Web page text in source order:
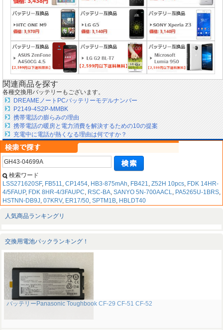
関連商品を探す
各種交換用バッテリーもございます。
DREAMEノートPCバッテリーモデルナンバー
P2149-4S2P-MMBK
携帯電話の膨らみの理由
携帯電話の暖房と電力消費を解決するための10の提案
充電中に電話が熱くなる理由は何ですか？
検索ワード
LSS271620SF, FB511, CP1454, HB3-875mAh, FB421, Z52H 10pcs, FDK 14HR-
4/5FAUP, FDK 8HR-4/3FAUPC, RSC-BA, SANYO 5N-700AACL, PA5265U-1BRS,
HSTNN-DB9J, 07KRV, ER17/50, SPTM1B, HBLDT40
人気商品ランキングリ
交換用電池パックランキング！
バッテリーPanasonic Toughbook CF-29 CF-51 CF-52